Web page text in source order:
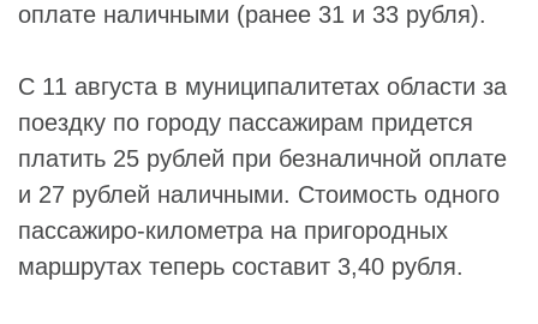
оплате наличными (ранее 31 и 33 рубля).
С 11 августа в муниципалитетах области за
поездку по городу пассажирам придется
платить 25 рублей при безналичной оплате
и 27 рублей наличными. Стоимость одного
пассажиро-километра на пригородных
маршрутах теперь составит 3,40 рубля.